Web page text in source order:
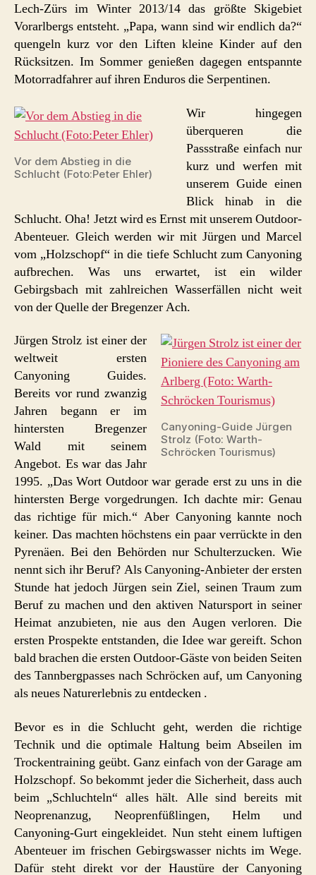
Lech-Zürs im Winter 2013/14 das größte Skigebiet
Vorarlbergs entsteht. „Papa, wann sind wir endlich da?“
quengeln kurz vor den Liften kleine Kinder auf den
Rücksitzen. Im Sommer genießen dagegen entspannte
Motorradfahrer auf ihren Enduros die Serpentinen.
Vor dem Abstieg in die
Schlucht (Foto:Peter Ehler)
Wir hingegen
überqueren die
Passstraße einfach nur
kurz und werfen mit
unserem Guide einen
Blick hinab in die
Schlucht. Oha! Jetzt wird es Ernst mit unserem Outdoor-
Abenteuer. Gleich werden wir mit Jürgen und Marcel
vom „Holzschopf“ in die tiefe Schlucht zum Canyoning
aufbrechen. Was uns erwartet, ist ein wilder
Gebirgsbach mit zahlreichen Wasserfällen nicht weit
von der Quelle der Bregenzer Ach.
Canyoning-Guide Jürgen
Strolz (Foto: Warth-
Schröcken Tourismus)
Jürgen Strolz ist einer der
weltweit ersten
Canyoning Guides.
Bereits vor rund zwanzig
Jahren begann er im
hintersten Bregenzer
Wald mit seinem
Angebot. Es war das Jahr
1995. „Das Wort Outdoor war gerade erst zu uns in die
hintersten Berge vorgedrungen. Ich dachte mir: Genau
das richtige für mich.“ Aber Canyoning kannte noch
keiner. Das machten höchstens ein paar verrückte in den
Pyrenäen. Bei den Behörden nur Schulterzucken. Wie
nennt sich ihr Beruf? Als Canyoning-Anbieter der ersten
Stunde hat jedoch Jürgen sein Ziel, seinen Traum zum
Beruf zu machen und den aktiven Natursport in seiner
Heimat anzubieten, nie aus den Augen verloren. Die
ersten Prospekte entstanden, die Idee war gereift. Schon
bald brachen die ersten Outdoor-Gäste von beiden Seiten
des Tannbergpasses nach Schröcken auf, um Canyoning
als neues Naturerlebnis zu entdecken .
Bevor es in die Schlucht geht, werden die richtige
Technik und die optimale Haltung beim Abseilen im
Trockentraining geübt. Ganz einfach von der Garage am
Holzschopf. So bekommt jeder die Sicherheit, dass auch
beim „Schluchteln“ alles hält. Alle sind bereits mit
Neoprenanzug, Neoprenfüßlingen, Helm und
Canyoning-Gurt eingekleidet. Nun steht einem luftigen
Abenteuer im frischen Gebirgswasser nichts im Wege.
Dafür steht direkt vor der Haustüre der Canyoning